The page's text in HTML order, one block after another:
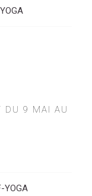
DU 9 MAI AU
YOGA